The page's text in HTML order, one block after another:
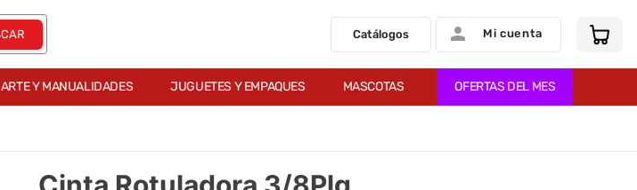
Catálogos Mi cuenta
ARTE Y MANUALIDADES JUGUETES Y EMPAQUES MASCOTAS OFERTAS DEL MES